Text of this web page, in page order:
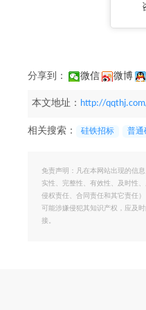
分享到： 微信 微博
本文地址： http://
相关搜索： 硅铁招标 普通
免责声明：凡在本网站出现的信
实性、完整性、有效性、及时性
侵权责任、合同责任和其它责任
可能涉嫌侵犯其知识产权，应及
接。